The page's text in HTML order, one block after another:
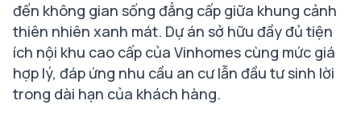
đến không gian sống đẳng cấp giữa khung cảnh
thiên nhiên xanh mát. Dự án sở hữu đầy đủ tiện
ích nội khu cao cấp của Vinhomes cùng mức giá
hợp lý, đáp ứng nhu cầu an cư lẫn đầu tư sinh lời
trong dài hạn của khách hàng.